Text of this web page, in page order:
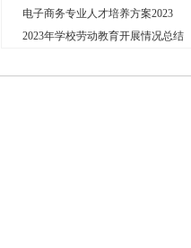
电子商务专业人才培养方案2023
2023年学校劳动教育开展情况总结